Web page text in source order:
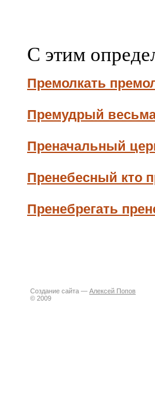
С этим
Премолкать
Премудрый
Преначальный
Пренебесный кто
Пренебрегать
Создание сайта — Алексей Попов
© 2009